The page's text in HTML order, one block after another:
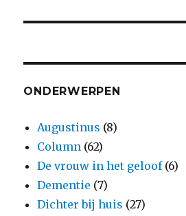
ONDERWERPEN
Augustinus (8)
Column (62)
De vrouw in het geloof(6)
Dementie (7)
Dichter bij huis (27)